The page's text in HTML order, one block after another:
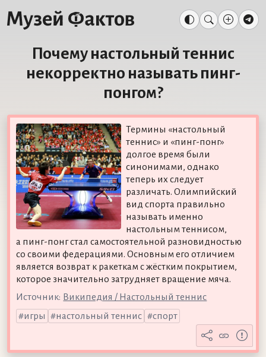
Почему настольный теннис
некорректно называть пинг-
понгом?
Термины «настольный
теннис» и «пинг-понг»
долгое время были
синонимами, однако
теперь их следует
различать. Олимпийский
вид спорта правильно
называть именно
настольным теннисом,
а пинг-понг стал самостоятельной разновидностью
со своими федерациями. Основным его отличием
является возврат к ракеткам с жёстким покрытием,
которое значительно затрудняет вращение мяча.
Источник: Википедия / Настольный теннис
игры
настольный теннис спорт